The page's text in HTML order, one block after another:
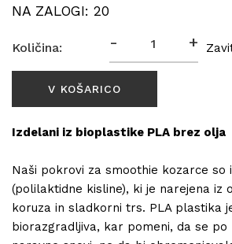
NA ZALOGI: 20
Količina: - +
Izdelani iz bioplastike PLA brez olja
Naši pokrovi za smoothie kozarce so
(polilaktidne kisline), ki je narejena iz
koruza in sladkorni trs. PLA plastika
biorazgradljiva, kar pomeni, da se